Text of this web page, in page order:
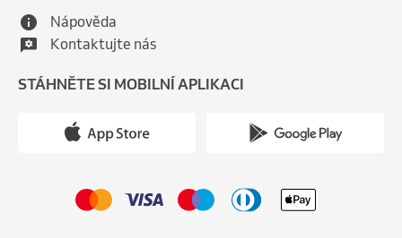
Nápověda
Kontaktujte nás
STÁHNĚTE SI MOBILNÍ APLIKACI